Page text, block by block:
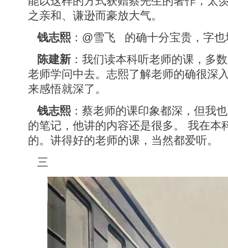
之亲和、谦逊而豪放大气。
钱志熙 ：@雪飞 的确十分宝贵，字
陈建新 ：我们读本科听老师的课，多
老师学问中去。志熙了解老师的确很深
来感悟就深了。
钱志熙 ：蔡老师的课印象都深，但我
的笔记，他讲的内容还是很多。 我在本
的。讲得好的老师的课，当然都爱听。
三